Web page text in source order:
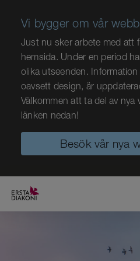
Vi bygger om vår
Just nu sker arbete med att
hemsida. Under en period
olika utseenden.
oavsett design, är
Välkommen att ta del av
länken nedan!
Besök vår nya